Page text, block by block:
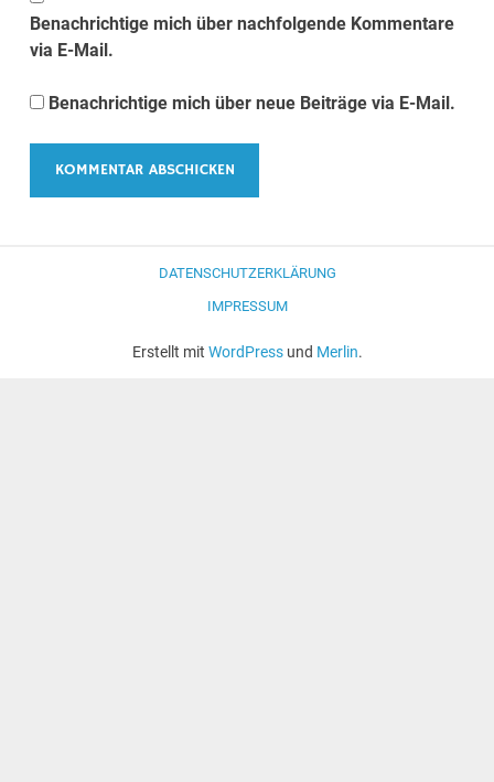
Benachrichtige mich über nachfolgende Kommentare
via E-Mail.
Benachrichtige mich über neue Beiträge via E-Mail.
DATENSCHUTZERKLÄRUNG
IMPRESSUM
Erstellt mit WordPressund Merlin.